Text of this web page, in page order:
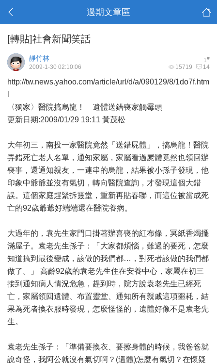
過期文章區
[轉貼]社會新聞笑話
1#
靜竹林
15719 14
2009-1-30 02:10:06
http://tw.news.yahoo.com/article/url/d/a/090129/8/1do7f.htm
〈獨家〉醫院搞烏龍！ 遺體送錯喪家觸霉頭
更新日期:2009/01/29 19:11 黃茂松
大年初三，南投一家醫院竟然「送錯屍體」，搞烏龍！醫院
弄錯死亡老人名單，通知家屬，家屬看過屍體竟然也領回辦
喪事，還通知親友，一連串的烏龍，結果被小孫子發現，他
印象中爺爺並沒有氣切，轉向醫院查詢，才發現這個大錯
誤。這個家庭趕緊拆靈堂，重新再貼春聯，而這位被當成死
亡的92歲爺爺好端端還在醫院養病。
大過年的，袁先生家門口掛著辦喜喪的紅布條，冥紙香燭擺
滿屋子。袁老先生孫子：「大家都煩惱，難過的要死，怎麼
知道搞到最後變成，該做的我們都…，對死者該做的我們都
做了。」 高齡92歲的袁老先生住在安養中心，家屬在初三
接到通知病人情況危急，趕到時，院方說袁老先生已經死
亡，家屬領回遺體、布置靈堂、通知所有親戚這項噩耗，結
果為死者換衣服時發現，怎麼怪怪的，遺體好像不是袁老先
生。
袁老先生孫子：「準備要換衣、要擦身體的時候，我爸爸就
說奇怪，我阿公就沒有氣切啊？(遺體)怎麼有氣切？在懷疑